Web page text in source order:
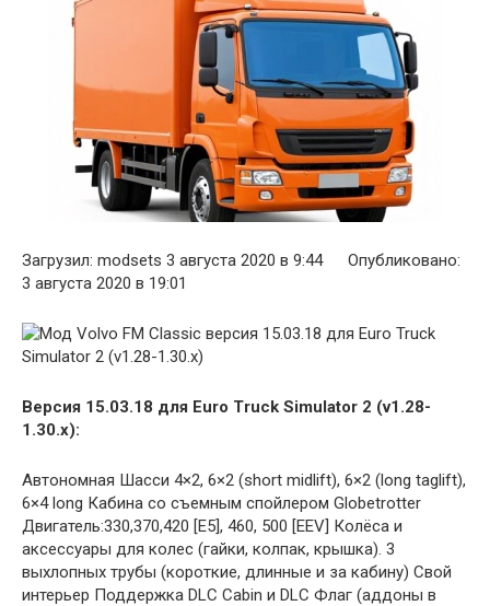
Загрузил: modsets 3 августа 2020 в 9:44 Опубликовано:
3 августа 2020 в 19:01
Версия 15.03.18 для Euro Truck Simulator 2 (v1.28-
1.30.x):
Автономная Шасси 4×2, 6×2 (short midlift), 6×2 (long taglift),
6×4 long Кабина со съемным спойлером Globetrotter
Двигатель:330,370,420 [E5], 460, 500 [EEV] Колёса и
аксессуары для колес (гайки, колпак, крышка). 3
выхлопных трубы (короткие, длинные и за кабину) Свой
интерьер Поддержка DLC Cabin и DLC Флаг (аддоны в